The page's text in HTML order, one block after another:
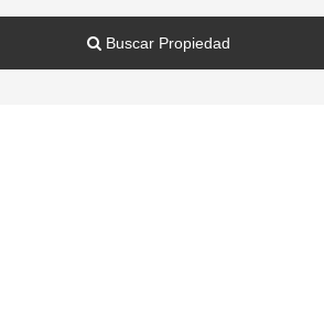
Buscar Propiedad